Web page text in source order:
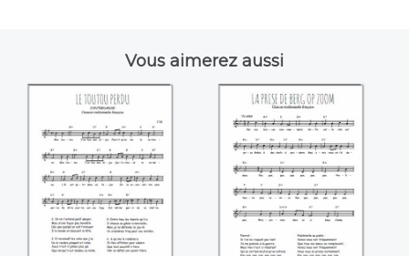
Vous aimerez aussi
Le toutou perdu
La prise de Berg op
zoom